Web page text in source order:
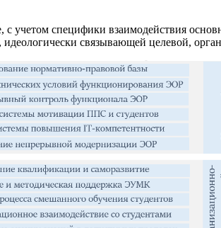
с учетом специфики взаимодействия
связывающей целевой,